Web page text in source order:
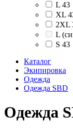
L 43
XL
2XL
L
S 43
Каталог
Экипировка
Одежда
Одежда SBD
Одежда